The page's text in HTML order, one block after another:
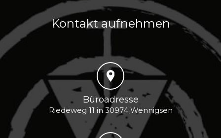
Kontakt aufnehmen
Büroadresse
Riedeweg 11 in 30974 Wennigsen